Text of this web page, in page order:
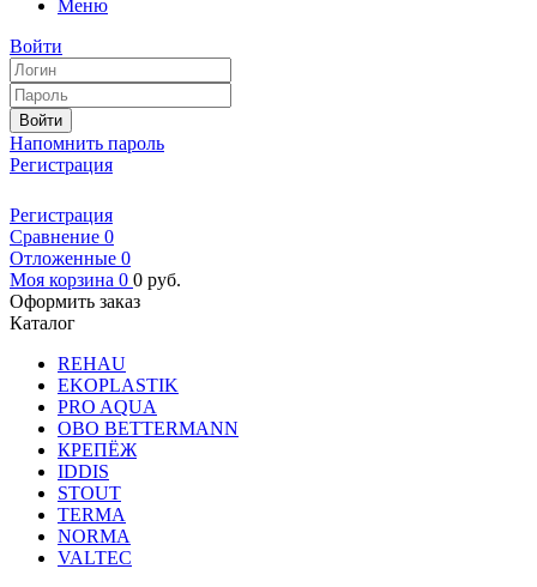
Меню
Войти
Войти
Напомнить пароль
Регистрация
Регистрация
Сравнение 0
Отложенные 0
Моя корзина 0 0 руб.
Оформить заказ
Каталог
REHAU
EKOPLASTIK
PRO AQUA
OBO BETTERMANN
КРЕПЁЖ
IDDIS
STOUT
TERMA
NORMA
VALTEC